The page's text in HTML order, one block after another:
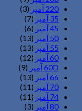
220 آمپر
(3)
35 آمپر
(7)
45 آمپر
(6)
50 آمپر
(13)
55 آمپر
(13)
60 آمپر
(12)
60D آمپر
(9)
66 آمپر
(13)
70 آمپر
(11)
74 آمپر
(11)
80 آمپر
(3)